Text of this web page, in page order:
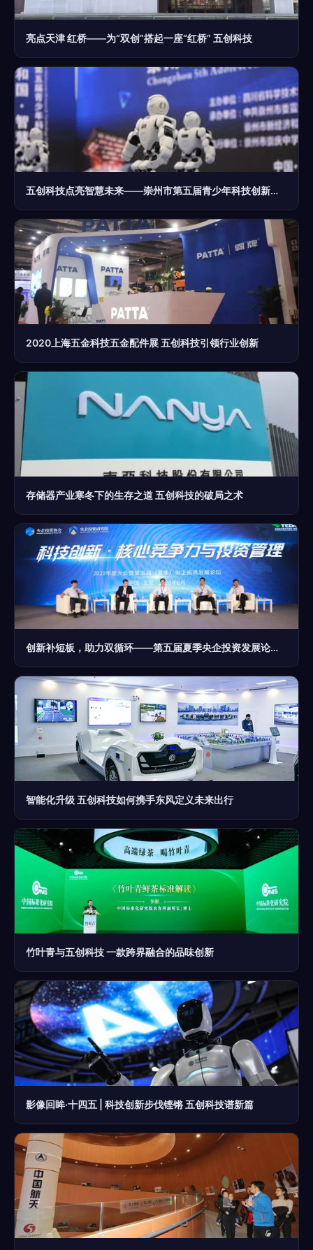
亮点天津 红桥——为“双创”搭起一座“红桥” 五创科技
五创科技点亮智慧未来——崇州市第五届青少年科技创新大赛圆满举行
2020上海五金科技五金配件展 五创科技引领行业创新
存储器产业寒冬下的生存之道 五创科技的破局之术
创新补短板，助力双循环——第五届夏季央企投资发展论坛聚焦科技创新提升核心竞争力
智能化升级 五创科技如何携手东风定义未来出行
竹叶青与五创科技 一款跨界融合的品味创新
影像回眸·十四五 | 科技创新步伐铿锵 五创科技谱新篇